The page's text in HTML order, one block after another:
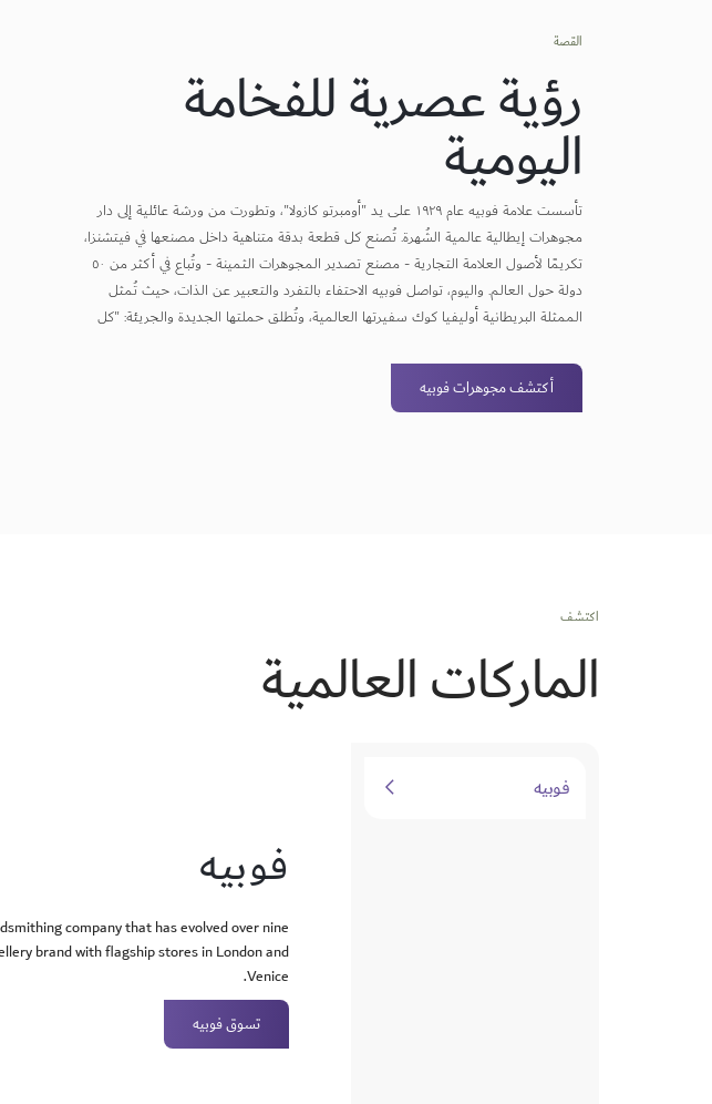
القصة
رؤية عصرية للفخامة
اليومية
تأسست علامة فوبيه عام ١٩٢٩ على يد "أومبرتو كازولا"، وتطورت من ورشة عائلية إلى دار
مجوهرات إيطالية عالمية الشُهرة. تُصنع كل قطعة بدقة متناهية داخل مصنعها في فيتشنزا،
تكريمًا لأصول العلامة التجارية - مصنع تصدير المجوهرات الثمينة - وتُباع في أكثر من ٥٠
دولة حول العالم. واليوم، تواصل فوبيه الاحتفاء بالتفرد والتعبير عن الذات، حيث تُمثل
الممثلة البريطانية أوليفيا كوك سفيرتها العالمية، وتُطلق حملتها الجديدة والجريئة: "كل
أكتشف مجوهرات فوبيه
اكتشف
الماركات العالمية
فوبيه
فوبيه
company that has evolved over nine
brand with flagship stores in London and
Venice.
تسوق فوبيه